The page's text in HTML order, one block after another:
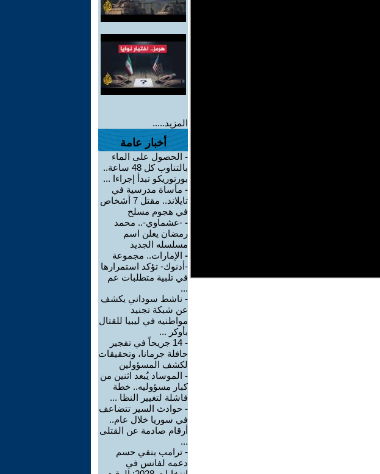
المزيد.....
أخبار عامة
- الحصول على الماء
بالتناوب كل 48 ساعة..
بورتوريكو تبدأ إجراءا ...
- مأساة مدرسية في
تايلاند.. مقتل 7 أشخاص
في هجوم مسلح
- -عشماوي-.. محمد
رمضان يعلن اسم
مسلسله الجديد
- الإمارات.. مجموعة
-أدنوك- تؤكد استمرارها
في تلبية متطلبات عم
...
- ناشط سوداني يكشف
عن شبكة تجنيد
مواطنيه في ليبيا للقتال
بأوكر ...
-
14 جريحاً في تفجير
حافلة جرمانا، وتحقيقات
لكشف المسؤولين
- الموساد يُبعد اثنين من
كبار مسؤوليه.. خطة
فاشلة لتغيير النظا ...
- حوادث السير تتضاعف
في سوريا خلال عام..
أرقام صادمة عن القتلى
...
- ترامب ينفي حسم
دعمه لفانس في